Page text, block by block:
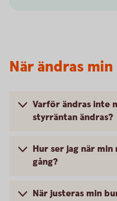
När ändras
Varför ändras inte
styrräntan ändras?
Hur ser jag när
gång?
När justeras min